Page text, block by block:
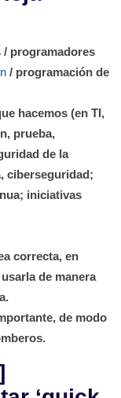
/ programadores
/ programación de
hacemos (en TI,
prueba,
de la
ciberseguridad;
iniciativas
correcta, en
de manera
de modo